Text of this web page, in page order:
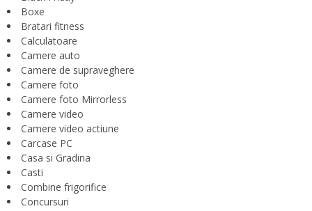
Boxe
Bratari fitness
Calculatoare
Camere auto
Camere de supraveghere
Camere foto
Camere foto Mirrorless
Camere video
Camere video actiune
Carcase PC
Casa si Gradina
Casti
Combine frigorifice
Concursuri